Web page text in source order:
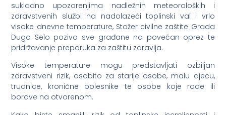
sukladno upozorenjima nadležnih meteoroloških i
zdravstvenih službi na nadolazeći toplinski val i vrlo
visoke dnevne temperature, Stožer civilne zaštite Grada
Dugo Selo poziva sve građane na povećan oprez te
pridržavanje preporuka za zaštitu zdravlja.
Visoke temperature mogu predstavljati ozbiljan
zdravstveni rizik, osobito za starije osobe, malu djecu,
trudnice, kronične bolesnike te osobe koje rade ili
borave na otvorenom.